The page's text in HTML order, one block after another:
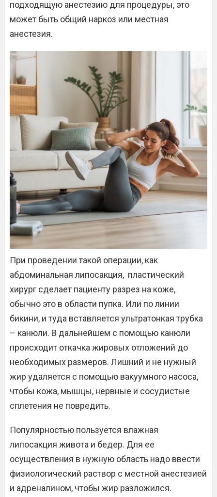
подходящую анестезию для процедуры, это
может быть общий наркоз или местная
анестезия.
При проведении такой операции, как
абдоминальная липосакция, пластический
хирург сделает пациенту разрез на коже,
обычно это в области пупка. Или по линии
бикини, и туда вставляется ультратонкая трубка
– канюли. В дальнейшем с помощью канюли
происходит откачка жировых отложений до
необходимых размеров. Лишний и не нужный
жир удаляется с помощью вакуумного насоса,
чтобы кожа, мышцы, нервные и сосудистые
сплетения не повредить.
Популярностью пользуется влажная
липосакция живота и бедер. Для ее
осуществления в нужную область надо ввести
физиологический раствор с местной анестезией
и адреналином, чтобы жир разложился.